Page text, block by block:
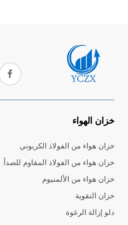
خزان الهواء
خزان هواء من الفولاذ الكربوني
خزان هواء من الفولاذ المقاوم للصدأ
خزان هواء من الألمنيوم
خزان التقوية
دلو إزالة الرغوة